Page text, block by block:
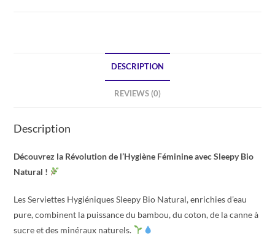
DESCRIPTION
REVIEWS (0)
Description
Découvrez la Révolution de l’Hygiène Féminine avec Sleepy Bio
Natural !
Les Serviettes Hygiéniques Sleepy Bio Natural, enrichies d’eau
pure, combinent la puissance du bambou, du coton, de la canne à
sucre et des minéraux naturels.